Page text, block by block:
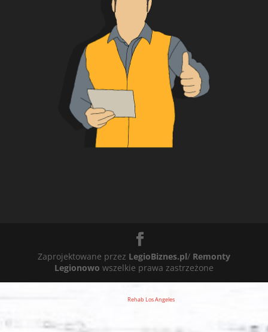
Zaprojektowane przez LegioBiznes.pl/ Remonty
Legionowo wszelkie prawa zastrzeżone
Rehab Los Angeles